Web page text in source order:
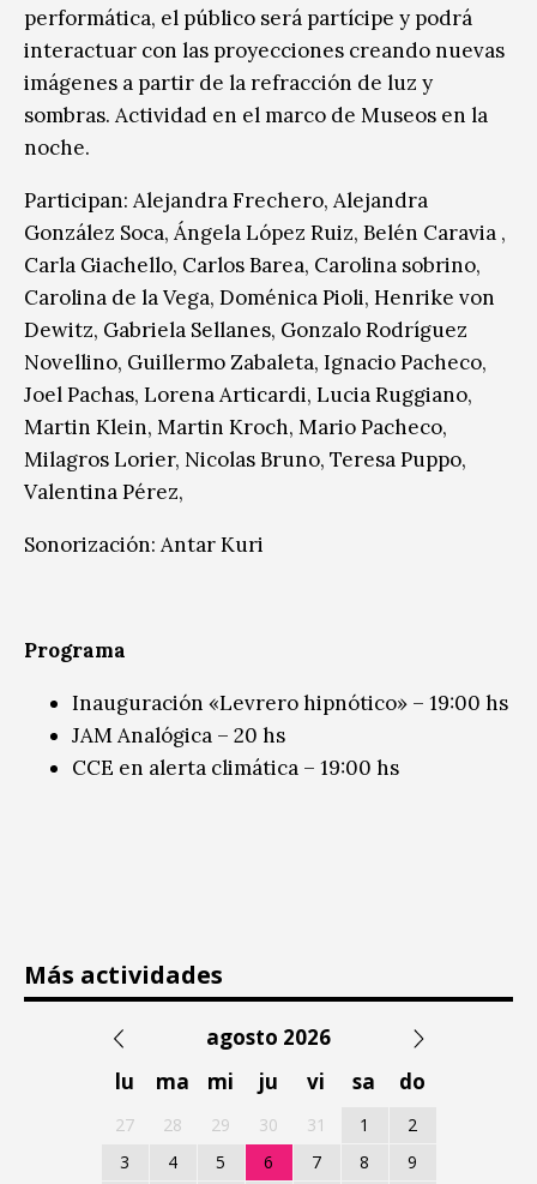
performática, el público será partícipe y podrá
interactuar con las proyecciones creando nuevas
imágenes a partir de la refracción de luz y
sombras. Actividad en el marco de Museos en la
noche.
Participan: Alejandra Frechero, Alejandra
González Soca, Ángela López Ruiz, Belén Caravia ,
Carla Giachello, Carlos Barea, Carolina sobrino,
Carolina de la Vega, Doménica Pioli, Henrike von
Dewitz, Gabriela Sellanes, Gonzalo Rodríguez
Novellino, Guillermo Zabaleta, Ignacio Pacheco,
Joel Pachas, Lorena Articardi, Lucia Ruggiano,
Martin Klein, Martin Kroch, Mario Pacheco,
Milagros Lorier, Nicolas Bruno, Teresa Puppo,
Valentina Pérez,
Sonorización: Antar Kuri
Programa
Inauguración «Levrero hipnótico» – 19:00 hs
JAM Analógica – 20 hs
CCE en alerta climática – 19:00 hs
Más actividades
agosto 2026
lu
ma mi ju vi sa do
27 28 29 30 31 1
2
3
4 5 6 7 8
9